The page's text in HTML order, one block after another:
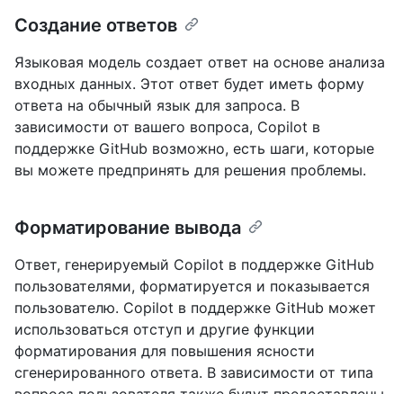
Создание ответов
Языковая модель создает ответ на основе анализа
входных данных. Этот ответ будет иметь форму
ответа на обычный язык для запроса. В
зависимости от вашего вопроса, Copilot в
поддержке GitHub возможно, есть шаги, которые
вы можете предпринять для решения проблемы.
Форматирование вывода
Ответ, генерируемый Copilot в поддержке GitHub
пользователями, форматируется и показывается
пользователю. Copilot в поддержке GitHub может
использоваться отступ и другие функции
форматирования для повышения ясности
сгенерированного ответа. В зависимости от типа